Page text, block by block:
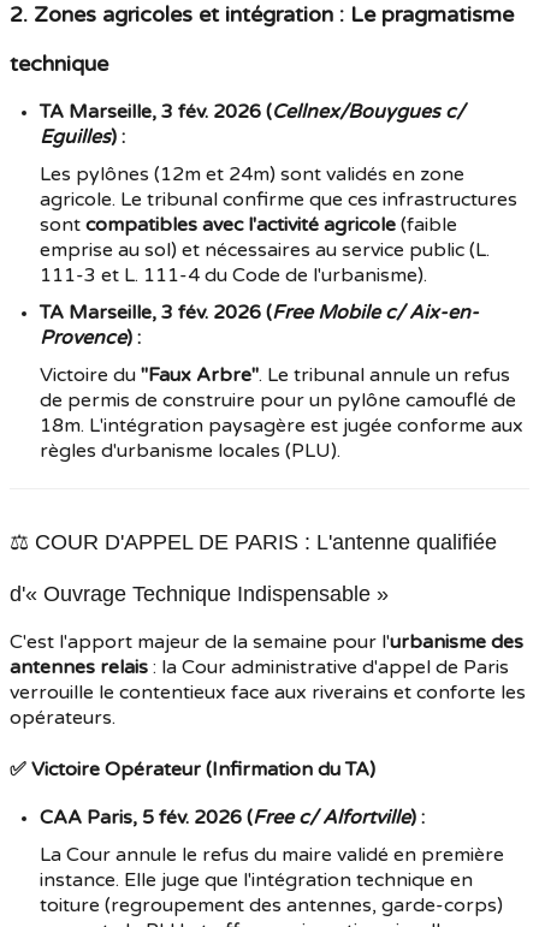
2. Zones agricoles et intégration : Le pragmatisme
technique
TA Marseille, 3 fév. 2026 (Cellnex/Bouygues c/
Eguilles) :
Les pylônes (12m et 24m) sont validés en zone
agricole. Le tribunal confirme que ces infrastructures
sont compatibles avec l'activité agricole (faible
emprise au sol) et nécessaires au service public (L.
111-3 et L. 111-4 du Code de l'urbanisme).
TA Marseille, 3 fév. 2026 (Free Mobile c/ Aix-en-
Provence) :
Victoire du "Faux Arbre". Le tribunal annule un refus
de permis de construire pour un pylône camouflé de
18m. L'intégration paysagère est jugée conforme aux
règles d'urbanisme locales (PLU).
⚖️ COUR D'APPEL DE PARIS : L'antenne qualifiée
d'« Ouvrage Technique Indispensable »
C'est l'apport majeur de la semaine pour l'urbanisme des
antennes relais : la Cour administrative d'appel de Paris
verrouille le contentieux face aux riverains et conforte les
opérateurs.
✅ Victoire Opérateur (Infirmation du TA)
CAA Paris, 5 fév. 2026 (Free c/ Alfortville) :
La Cour annule le refus du maire validé en première
instance. Elle juge que l'intégration technique en
toiture (regroupement des antennes, garde-corps)